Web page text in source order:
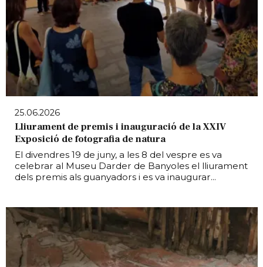
25.06.2026
Lliurament de premis i inauguració de la XXIV
Exposició de fotografia de natura
El divendres 19 de juny, a les 8 del vespre es va
celebrar al Museu Darder de Banyoles el lliurament
dels premis als guanyadors i es va inaugurar...